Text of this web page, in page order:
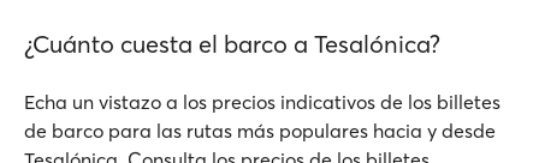
¿Cuánto cuesta el barco a Tesalónica?
Echa un vistazo a los precios indicativos de los billetes
de barco para las rutas más populares hacia y desde